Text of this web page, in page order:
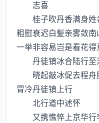
志喜
桂子吹丹香满身姓
粗慰衰迟白髪亲雾敛
一举非容易岂是看花得
丹徒镇冰合陆行至
晓起敲冰促去程舟
冐冷丹徒镇上行
北行道中述怀
又携憔悴上京华行